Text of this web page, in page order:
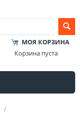
МОЯ КОРЗИНА
Корзина пуста
/